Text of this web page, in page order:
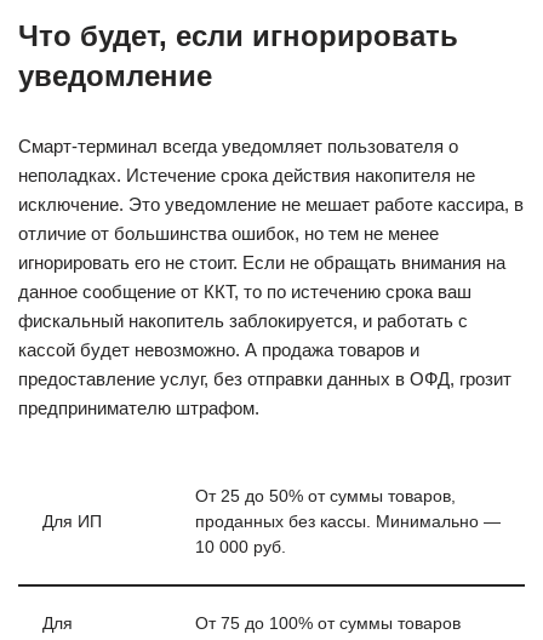
Что будет, если игнорировать
уведомление
Смарт-терминал всегда уведомляет пользователя о
неполадках. Истечение срока действия накопителя не
исключение. Это уведомление не мешает работе кассира, в
отличие от большинства ошибок, но тем не менее
игнорировать его не стоит. Если не обращать внимания на
данное сообщение от ККТ, то по истечению срока ваш
фискальный накопитель заблокируется, и работать с
кассой будет невозможно. А продажа товаров и
предоставление услуг, без отправки данных в ОФД, грозит
предпринимателю штрафом.
Для ИП
От 25 до 50% от суммы товаров,
проданных без кассы. Минимально —
10 000 руб.
Для
От 75 до 100% от суммы товаров